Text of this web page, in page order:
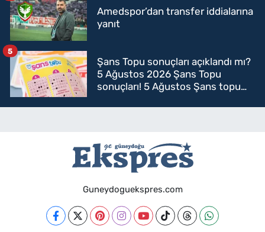
Amedspor’dan transfer iddialarına
yanıt
Şans Topu sonuçları açıklandı mı?
5 Ağustos 2026 Şans Topu
sonuçları! 5 Ağustos Şans topu
5
Guneydoguekspres.com